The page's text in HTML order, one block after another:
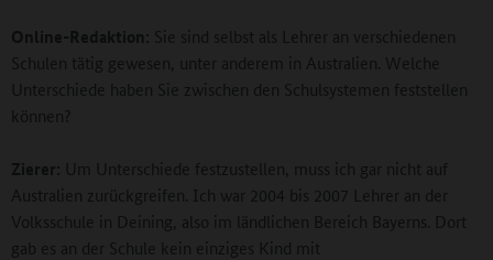
Online-Redaktion:
Sie sind selbst als Lehrer an verschiedenen
Schulen tätig gewesen, unter anderem in Australien. Welche
Unterschiede haben Sie zwischen den Schulsystemen feststellen
können?
Zierer: Um Unterschiede festzustellen, muss ich gar nicht auf
Australien zurückgreifen. Ich war 2004 bis 2007 Lehrer an der
Volksschule in Deining, also im ländlichen Bereich Bayerns. Dort
gab es an der Schule kein einziges Kind mit